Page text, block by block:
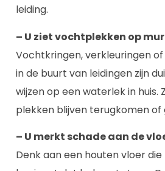
leiding.
– U ziet vochtplekken op
Vochtkringen, verkleuringen
in de buurt van leidingen zijn
wijzen op een waterlek in huis.
plekken blijven terugkomen
– U merkt schade aan de
Denk aan een houten vloer